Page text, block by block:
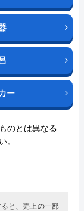
ー
のとは異なる
。
と、売上の一部